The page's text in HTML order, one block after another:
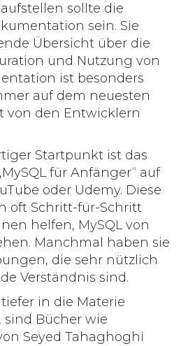
sollte die
sein. Sie
Übersicht über die
und Nutzung von
ist besonders
auf dem neuesten
von den Entwicklern
Startpunkt ist das
für Anfänger“ auf
oder Udemy. Diese
oft Schritt-für-Schritt
helfen, MySQL von
Manchmal haben sie
die sehr nützlich
Verständnis sind.
in die Materie
Bücher wie
Seyed Tahaghoghi